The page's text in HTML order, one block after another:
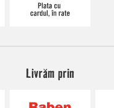
Livrăm prin